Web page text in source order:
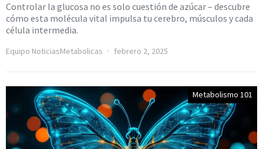
Controlar la glucosa no es solo cuestión de azúcar – descubre
cómo esta molécula vital impulsa tu cerebro, músculos y cada
célula intermedia.
Equipo NoticiasMetabolicas febrero 2, 2025
Metabolismo 101